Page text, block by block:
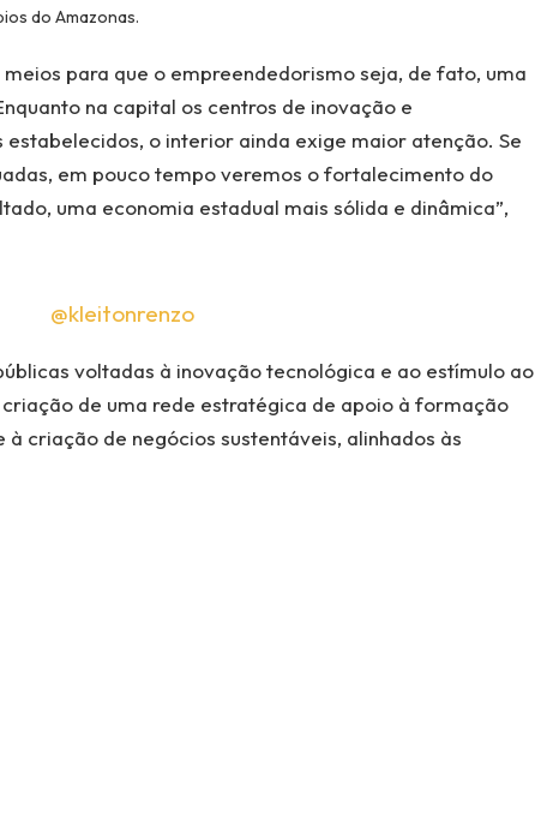
do Amazonas.
para que o empreendedorismo seja, de fato, uma
na capital os centros de inovação e
o interior ainda exige maior atenção. Se
em pouco tempo veremos o fortalecimento do
uma economia estadual mais sólida e dinâmica”,
@kleitonrenzo
voltadas à inovação tecnológica e ao estímulo ao
de uma rede estratégica de apoio à formação
criação de negócios sustentáveis, alinhados às